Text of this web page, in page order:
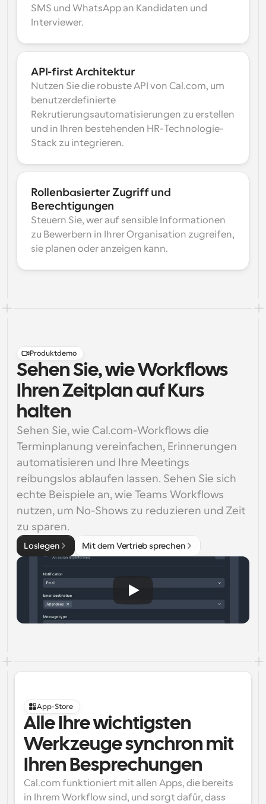
SMS und WhatsApp an Kandidaten und
Interviewer.
API-first Architektur
Nutzen Sie die robuste API von Cal.com, um
benutzerdefinierte
Rekrutierungsautomatisierungen zu erstellen
und in Ihren bestehenden HR-Technologie-
Stack zu integrieren.
Rollenbasierter Zugriff und
Berechtigungen
Steuern Sie, wer auf sensible Informationen
zu Bewerbern in Ihrer Organisation zugreifen,
sie planen oder anzeigen kann.
Produktdemo
Sehen Sie, wie Workflows
Ihren Zeitplan auf Kurs
halten
Sehen Sie, wie Cal.com-Workflows die
Terminplanung vereinfachen, Erinnerungen
automatisieren und Ihre Meetings
reibungslos ablaufen lassen. Sehen Sie sich
echte Beispiele an, wie Teams Workflows
nutzen, um No-Shows zu reduzieren und Zeit
zu sparen.
Loslegen Mit dem Vertrieb sprechen
App-Store
Alle Ihre wichtigsten
Werkzeuge synchron mit
Ihren Besprechungen
Cal.com funktioniert mit allen Apps, die bereits
in Ihrem Workflow sind, und sorgt dafür, dass